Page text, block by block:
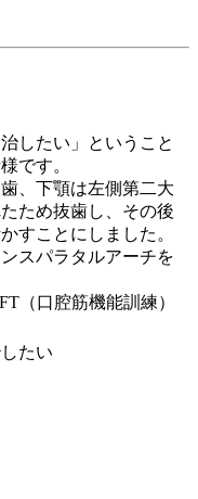
したい」ということ
です。
、下顎は左側第二大
ため抜歯し、その後
すことにしました。
スパラタルアーチを
（口腔筋機能訓練）
たい